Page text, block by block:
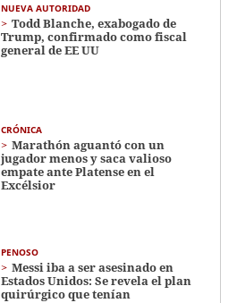
NUEVA AUTORIDAD
Todd Blanche, exabogado de
Trump, confirmado como fiscal
general de EE UU
CRÓNICA
Marathón aguantó con un
jugador menos y saca valioso
empate ante Platense en el
Excélsior
PENOSO
Messi iba a ser asesinado en
Estados Unidos: Se revela el plan
quirúrgico que tenían